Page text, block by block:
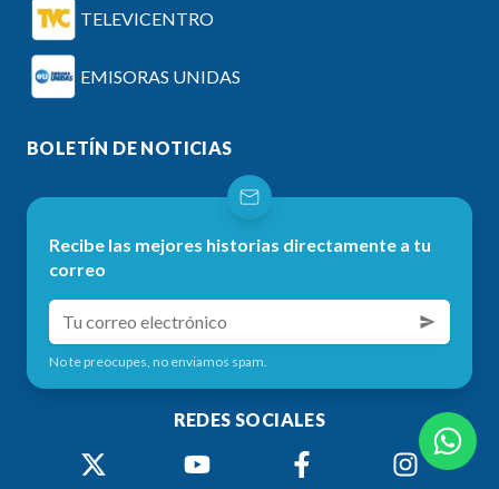
TELEVICENTRO
EMISORAS UNIDAS
BOLETÍN DE NOTICIAS
Recibe las mejores historias directamente a tu
correo
No te preocupes, no enviamos spam.
REDES SOCIALES